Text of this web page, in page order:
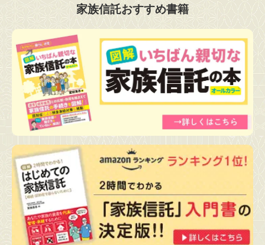
家族信託おすすめ書籍